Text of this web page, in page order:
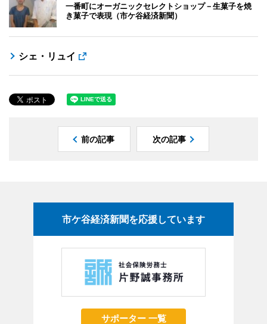
一番町にオーガニックセレクトショップ－生菓子を焼
き菓子で表現（市ケ谷経済新聞）
シェ・リュイ
前の記事 次の記事
市ケ谷経済新聞を応援しています
サポーター 一覧